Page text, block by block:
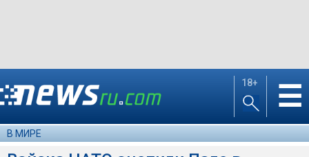
18+ ☰
В МИРЕ